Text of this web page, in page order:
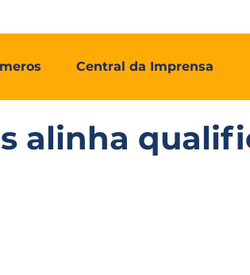
Central da Imprensa
alinha